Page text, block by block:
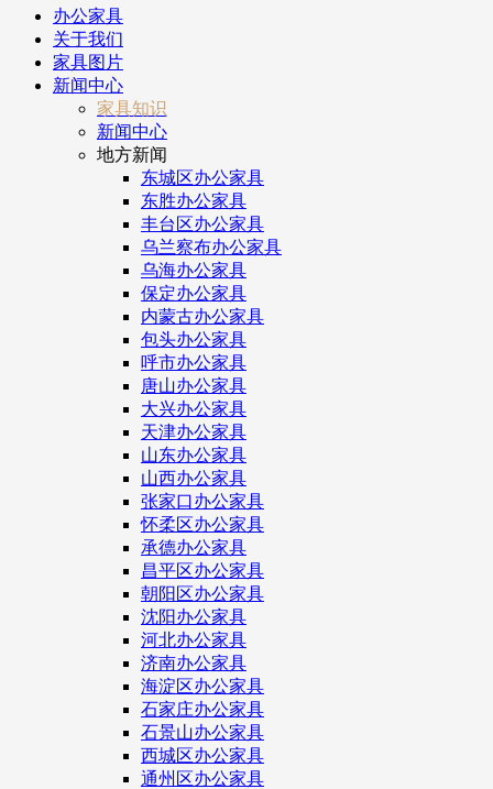
办公家具
关于我们
家具图片
新闻中心
家具知识
新闻中心
地方新闻
东城区办公家具
东胜办公家具
丰台区办公家具
乌兰察布办公家具
乌海办公家具
保定办公家具
内蒙古办公家具
包头办公家具
呼市办公家具
唐山办公家具
大兴办公家具
天津办公家具
山东办公家具
山西办公家具
张家口办公家具
怀柔区办公家具
承德办公家具
昌平区办公家具
朝阳区办公家具
沈阳办公家具
河北办公家具
济南办公家具
海淀区办公家具
石家庄办公家具
石景山办公家具
西城区办公家具
通州区办公家具